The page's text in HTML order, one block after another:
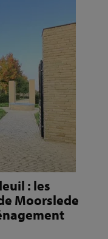
: les
Moorslede